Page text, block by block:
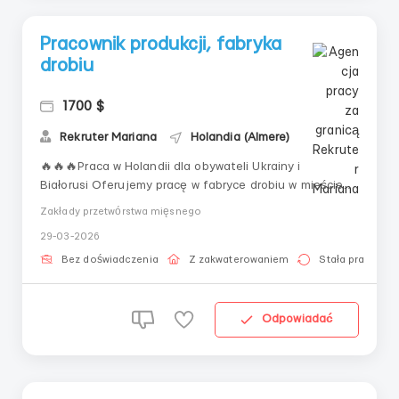
Pracownik produkcji, fabryka
drobiu
1700 $
Rekruter Mariana Holandia (Almere)
🔥🔥🔥Praca w Holandii dla obywateli Ukrainy i
Białorusi Oferujemy pracę w fabryce drobiu w mieście
Ommen.✅️Pozycja: pracownik produkcji➡️Grafik: 40
(6:00–15:00 / 15:00–23:30), możliwe dni
wolne➡️Płatność: €14,06/godzinę brutto + dodatki,
Zakłady przetwórstwa mięsnego
29-03-2026
Bez doświadczenia Z zakwaterowaniem Stała praca
Odpowiadać